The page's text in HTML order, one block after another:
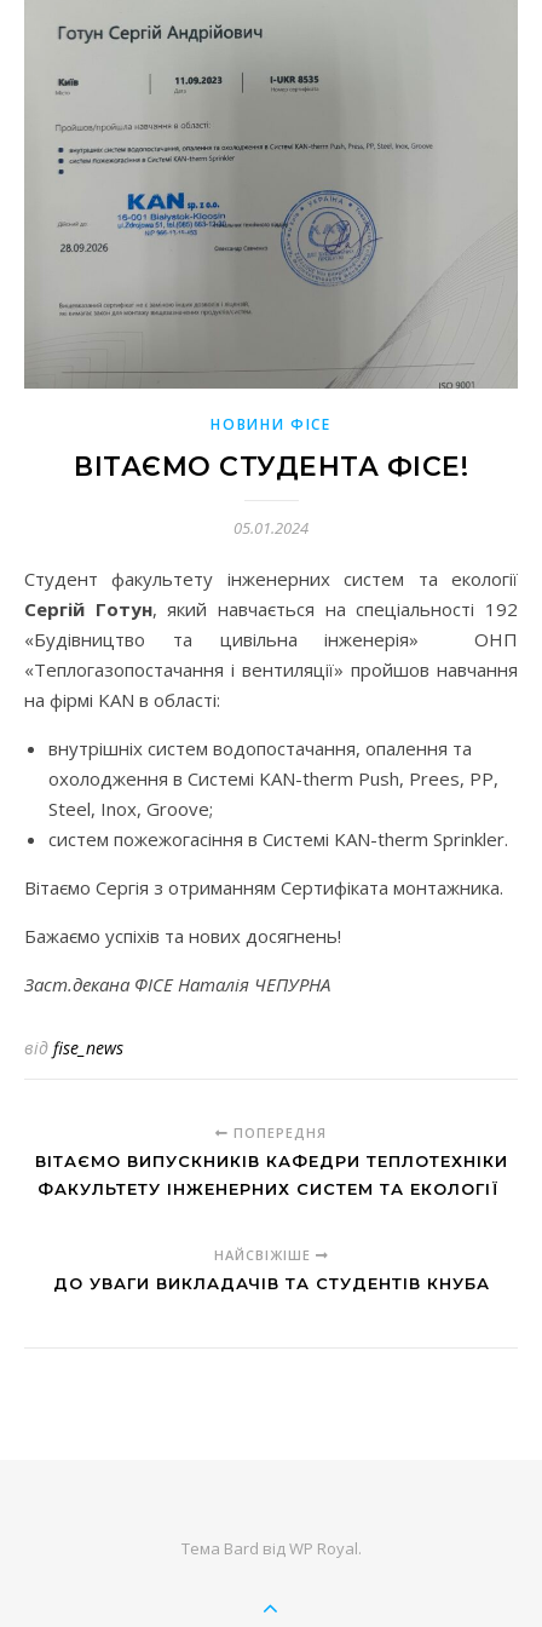
НОВИНИ ФІСЕ
ВІТАЄМО СТУДЕНТА ФІСЕ!
05.01.2024
Студент факультету інженерних систем та екології
Сергій Готун, який навчається на спеціальності 192
«Будівництво та цивільна інженерія» ОНП
«Теплогазопостачання і вентиляції» пройшов навчання
на фірмі KAN в області:
внутрішніх систем водопостачання, опалення та
охолодження в Системі KAN-therm Push, Prees, PP,
Steel, Inox, Groove;
систем пожежогасіння в Системі KAN-therm Sprinkler.
Вітаємо Сергія з отриманням Сертифіката монтажника.
Бажаємо успіхів та нових досягнень!
Заст.декана ФІСЕ Наталія ЧЕПУРНА
від fise_news
ПОПЕРЕДНЯ
ВІТАЄМО ВИПУСКНИКІВ КАФЕДРИ ТЕПЛОТЕХНІКИ
ФАКУЛЬТЕТУ ІНЖЕНЕРНИХ СИСТЕМ ТА ЕКОЛОГІЇ
НАЙСВІЖІШЕ
ДО УВАГИ ВИКЛАДАЧІВ ТА СТУДЕНТІВ КНУБА
Тема Bard відWP Royal.